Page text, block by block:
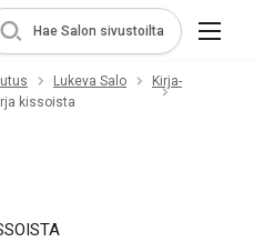
Hae Salon sivustoilta
Lukeva Salo
Kirja-
kissoista